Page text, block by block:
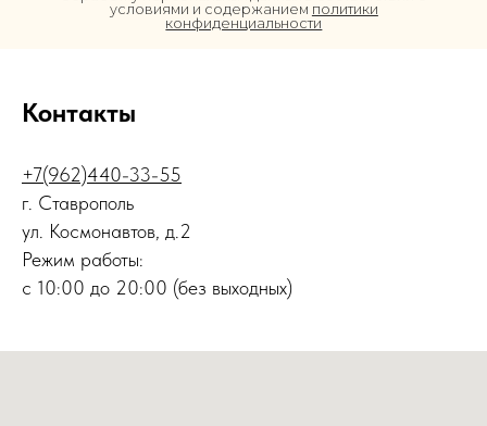
Контакты
+7(962)440-33-55
г. Ставрополь
ул. Космонавтов, д.2
Режим работы:
с 10:00 до 20:00 (без выходных)